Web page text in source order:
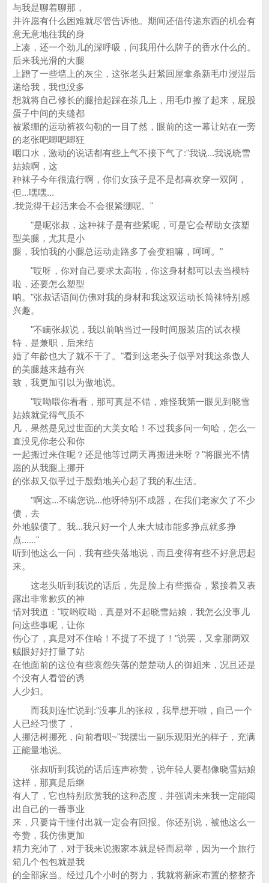
与我是聊着聊那，
并许愿有什么困难就尽管告诉他。期间还借传递东西的机会有
意无意地往我的身
上凑，还一个劲儿的深呼吸，问我用什么牌子的香水什么的。
后来我光滑的大腿
上蹭了一些墙上的灰尘，这张老头赶紧回屋拿条新毛巾浸湿后
递给我，我也没多
想就将自己修长的腿抬起踩在茶几上，用毛巾擦了起来，屁股
蛋子中间的夹缝都
被紧绷的运动裤衩勾勒的一目了然，眼前的这一幕让站在一旁
的老张吧唧吧唧狂
咽口水，激动的说话都有些上气不接下气了:"我说...我说晓雪
姑娘啊，这
种袜子今年很流行啊，你们女孩子是不是都喜欢穿一双阿，
但...嘿嘿...
.我觉得干起活来会不会很紧绷呢。"
"是呢张叔，这种袜子是有些紧呢，可是它会帮助女孩塑
型美腿，尤其是小
腿，我怕我的小腿总运动走路多了会变粗嘛，呵呵。"
"哎呀，你对自己要求太高啦，你这身材都可以去当模特
啦，还要怎么塑型
呐。"张叔话语间仿佛对我的身材和我这双运动长筒袜特别感
兴趣。
"不瞒张叔说，我以前呐当过一段时间服装店的试衣模
特，是兼职，后来结
婚了年龄也大了就不干了。"看到这老头子似乎对我这条傲人
的美腿越来越有兴
致，我更加引以为傲地说。
"哎呦喂你看看，那可真是不错，难怪我第一眼见到晓雪
姑娘就觉得气质不
凡，果然是见过世面的大美女哈！不过我多问一句哈，怎么一
直没见你老公和你
一起搬过来住呢？还是他等过两天再搬进来呀？"将眼光不情
愿的从我腿上挪开
的张叔又似乎过于殷勤地关心起了我的私生活。
"啊这...不瞒您说...他呀特别不成器，在我们老家欠了不少
债，去
外地躲债了。我...我只好一个人来大城市能多挣点就多挣
点......"
听到他这么一问，我有些失落地说，而且变得有些不好意思起
来。
这老头听到我说的话后，先是脸上有些振奋，紧接着又表
露出非常歉疚的神
情对我道："哎哟哎呦，真是对不起晓雪姑娘，我怎么没事儿
问这些事呢，让你
伤心了，真是对不住哈！不提了不提了！"说罢，又拿那两双
贼眼好好打量了站
在他面前的这位有些哀怨失落的楚楚动人的御姐来，况且还是
个没有人看管的诱
人少妇。
而我则连忙说到:"没事儿的张叔，我早想开啦，自己一个
人已经习惯了，
人挪活树挪死，向前看呗~"我摆出一副乐观阳光的样子，充满
正能量地说。
张叔听到我说的话后连声称赞，说年轻人要都像晓雪姑娘
这样，那真是后继
有人了，它也特别欣赏我的这种态度，并强调未来我一定能闯
出自己的一番事业
来，只要肯干懂付出就一定会有回报。你还别说，被他这么一
夸赞，我仿佛更加
精力充沛了，对于我来说搬家本就是轻而易举，因为一个旅行
箱几个包包就是我
的全部家当。经过几个小时的努力，我就将新家布置的整整齐